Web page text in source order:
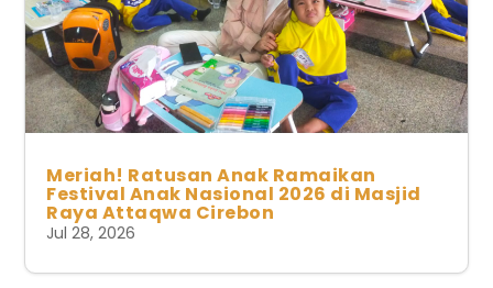
Meriah! Ratusan Anak Ramaikan
Festival Anak Nasional 2026 di Masjid
Raya Attaqwa Cirebon
Jul 28, 2026